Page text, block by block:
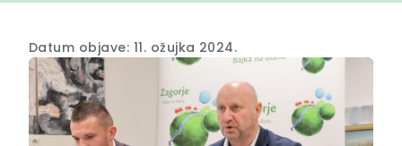
Datum objave: 11. ožujka 2024.